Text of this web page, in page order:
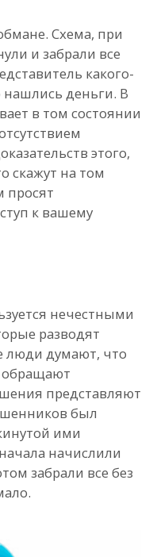
Схема, при
и забрали все
какого-
нашлись деньги. В
в том состоянии
этого,
скажут на том
просят
к вашему
нечестными
разводят
люди думают, что
обращают
представляют
был
ими
начислили
забрали все без